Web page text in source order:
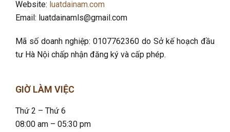
Website: luatdainam.com
Email: luatdainamls@gmail.com
Mã số doanh nghiệp: 0107762360 do Sở kế hoạch đầu
tư Hà Nội chấp nhận đăng ký và cấp phép.
GIỜ LÀM VIỆC
Thứ 2 – Thứ 6
08:00 am – 05:30 pm